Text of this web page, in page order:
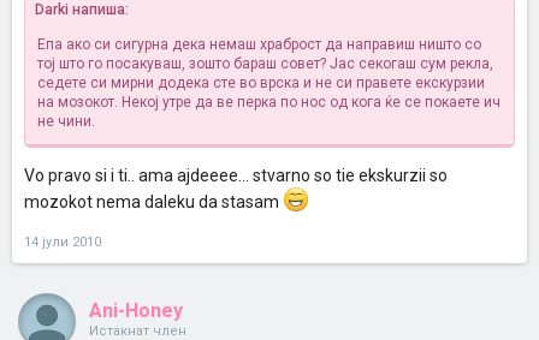
Darki напиша:
Епа ако си сигурна дека немаш храброст да направиш ништо со
тој што го посакуваш, зошто бараш совет? Јас секогаш сум рекла,
седете си мирни додека сте во врска и не си правете екскурзии
на мозокот. Некој утре да ве перка по нос од кога ќе се покаете ич
не чини.
Vo pravo si i ti.. ama ajdeeee... stvarno so tie ekskurzii so
mozokot nema daleku da stasam
14 јули 2010
Ani-Honey
Истакнат член